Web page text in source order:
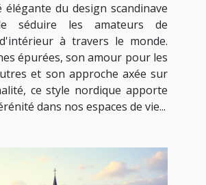
élégante du design scandinave
séduire les amateurs de
à travers le monde.
épurées, son amour pour les
et son approche axée sur
ce style nordique apporte
dans nos espaces de vie...